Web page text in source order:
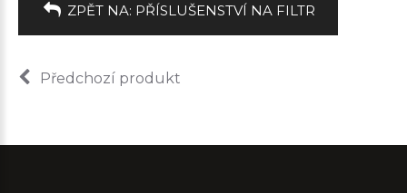
ZPĚT NA: PŘÍSLUŠENSTVÍ NA FILTR
Předchozí produkt